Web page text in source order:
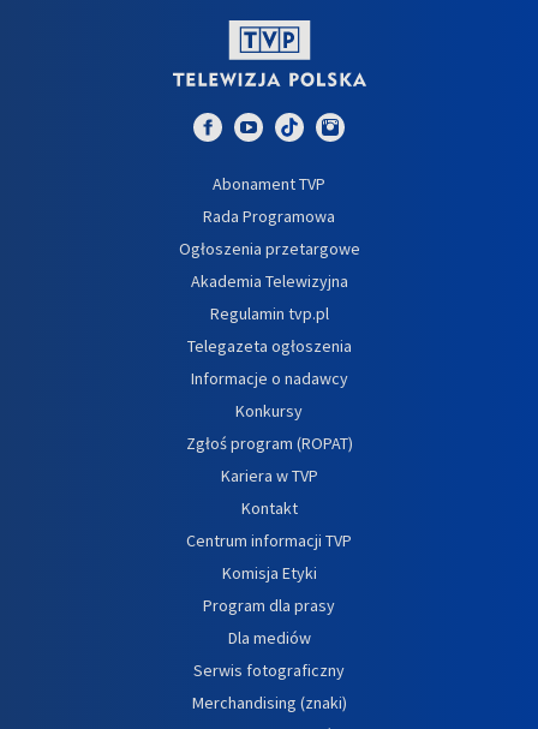
Abonament TVP
Rada Programowa
Ogłoszenia przetargowe
Akademia Telewizyjna
Regulamin tvp.pl
Telegazeta ogłoszenia
Informacje o nadawcy
Konkursy
Zgłoś program (ROPAT)
Kariera w TVP
Kontakt
Centrum informacji TVP
Komisja Etyki
Program dla prasy
Dla mediów
Serwis fotograficzny
Merchandising (znaki)